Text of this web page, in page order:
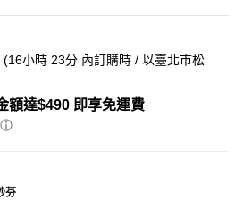
(16小時 23分 內訂購時 / 以臺北市松
額達$490 即享免運費
芬